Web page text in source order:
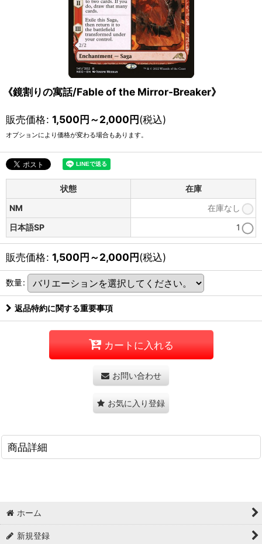
《鏡割りの寓話/Fable of the Mirror-Breaker》
販売価格: 1,500円～2,000円(税込)
オプションにより価格が変わる場合もあります。
状態
在庫
NM
在庫なし
日本語SP
1
販売価格: 1,500円～2,000円(税込)
数量:
返品特約に関する重要事項
カートに入れる
お問い合わせ
お気に入り登録
商品詳細
ホーム
新規登録